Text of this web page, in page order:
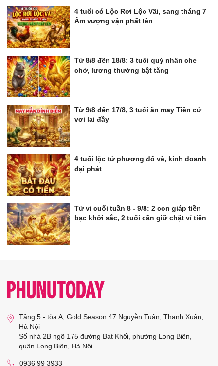
4 tuổi có Lộc Rơi Lộc Vãi, sang tháng 7
Âm vượng vận phất lên
Từ 8/8 đến 18/8: 3 tuổi quý nhân che
chở, lương thưởng bật tăng
Từ 9/8 đến 17/8, 3 tuổi ăn may Tiền cứ
vơi lại đầy
4 tuổi lộc tứ phương đổ về, kinh doanh
đại phát
Tử vi cuối tuần 8 - 9/8: 2 con giáp tiền
bạc khởi sắc, 2 tuổi cần giữ chặt ví tiền
Tầng 5 - tòa A, Gold Season 47 Nguyễn Tuân, Thanh Xuân,
Hà Nội
Số nhà 2B ngõ 175 đường Bát Khối, phường Long Biên,
quận Long Biên, Hà Nội
0936 99 3933